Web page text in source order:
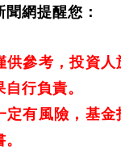
聞網提醒您：
供參考，投資
行負責。
定有風險，基